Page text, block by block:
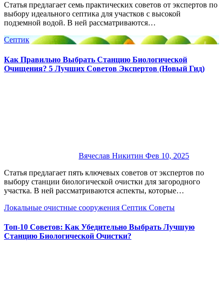
Статья предлагает семь практических советов от экспертов по
выбору идеального септика для участков с высокой
подземной водой. В ней рассматриваются…
Септик
Как Правильно Выбрать Станцию Биологической
Очищения? 5 Лучших Советов Экспертов (Новый Гид)
Вячеслав Никитин Фев 10, 2025
Статья предлагает пять ключевых советов от экспертов по
выбору станции биологической очистки для загородного
участка. В ней рассматриваются аспекты, которые…
Локальные очистные сооружения Септик Советы
Топ-10 Советов: Как Убедительно Выбрать Лучшую
Станцию Биологической Очистки?